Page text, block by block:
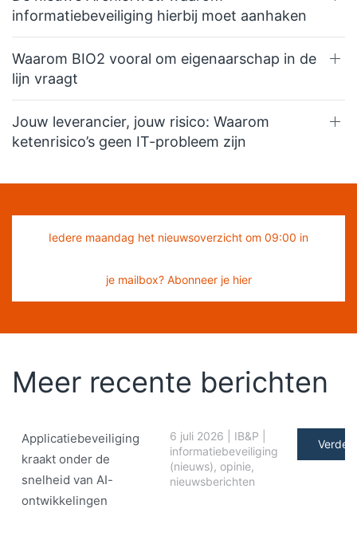
informatiebeveiliging hierbij moet aanhaken
Waarom BIO2 vooral om eigenaarschap in de
lijn vraagt
Jouw leverancier, jouw risico: Waarom
ketenrisico’s geen IT-probleem zijn
Iedere maandag het nieuwsoverzicht om 09:00 in
je mailbox? Abonneer je hier
Meer recente berichten
Applicatiebeveiliging
kraakt onder de
snelheid van AI-
ontwikkelingen
6 juli 2026 IB&P
informatiebeveiliging
(nieuws), opinie,
nieuwsberichten
Verder